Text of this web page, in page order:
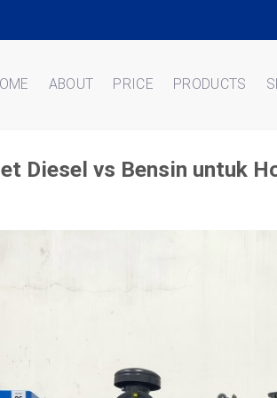
ABOUT PRICE PRODUCTS
Diesel vs Bensin untuk